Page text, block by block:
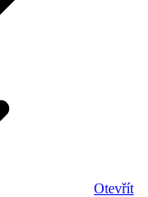
Otevřít